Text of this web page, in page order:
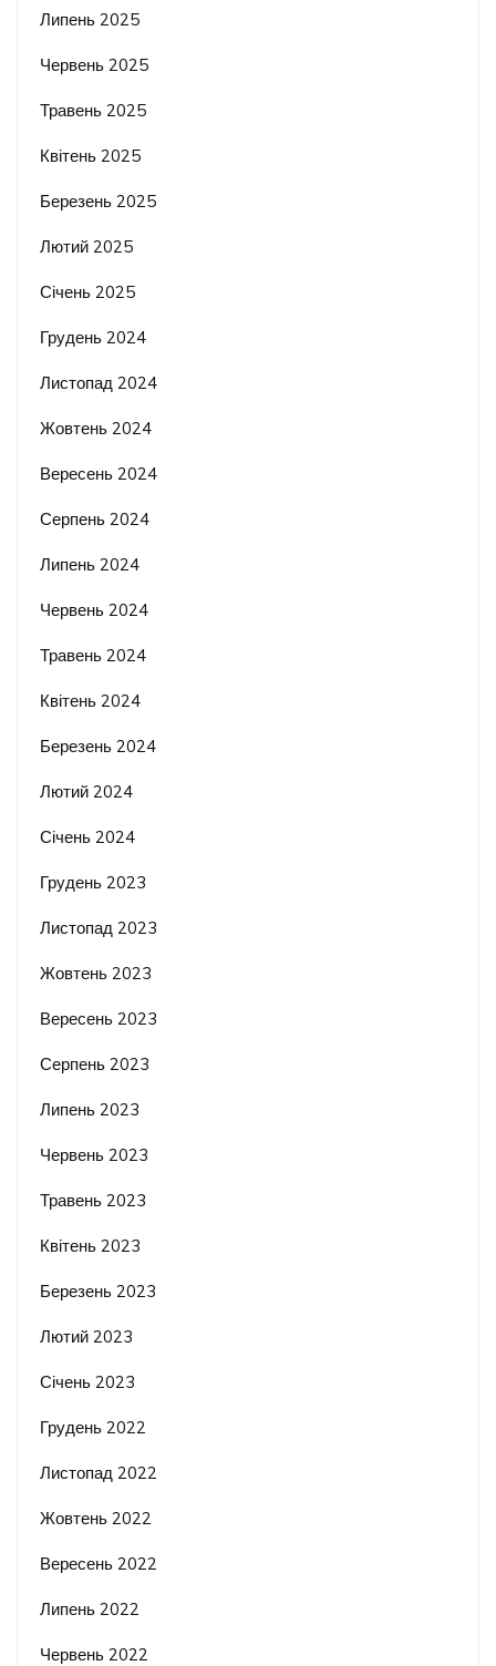
Липень 2025
Червень 2025
Травень 2025
Квітень 2025
Березень 2025
Лютий 2025
Січень 2025
Грудень 2024
Листопад 2024
Жовтень 2024
Вересень 2024
Серпень 2024
Липень 2024
Червень 2024
Травень 2024
Квітень 2024
Березень 2024
Лютий 2024
Січень 2024
Грудень 2023
Листопад 2023
Жовтень 2023
Вересень 2023
Серпень 2023
Липень 2023
Червень 2023
Травень 2023
Квітень 2023
Березень 2023
Лютий 2023
Січень 2023
Грудень 2022
Листопад 2022
Жовтень 2022
Вересень 2022
Липень 2022
Червень 2022